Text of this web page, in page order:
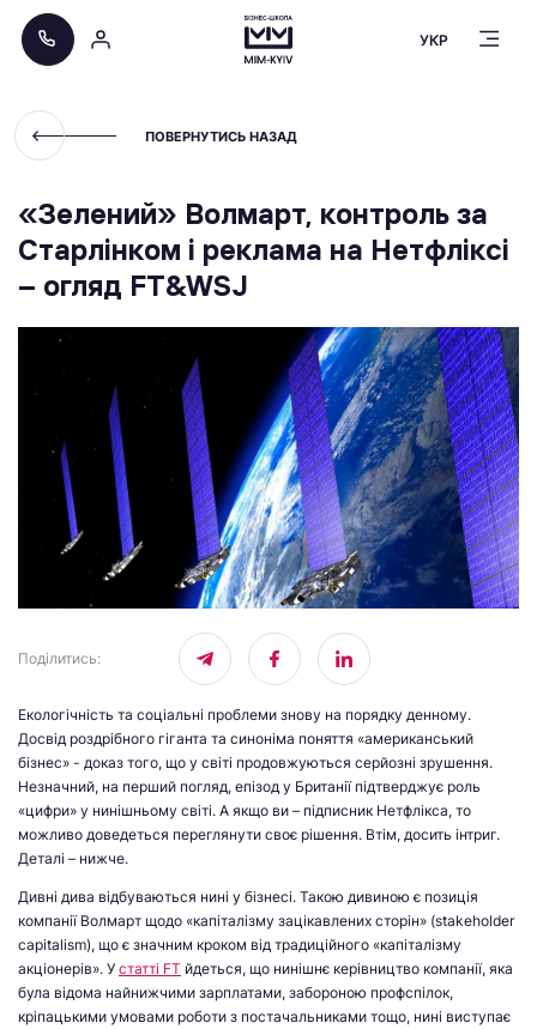
УКР
ПОВЕРНУТИСЬ НАЗАД
«Зелений» Волмарт, контроль за
Старлінком і реклама на Нетфліксі
– огляд FT&WSJ
Поділитись:
Екологічність та соціальні проблеми знову на порядку денному.
Досвід роздрібного гіганта та синоніма поняття «американський
бізнес» - доказ того, що у світі продовжуються серйозні зрушення.
Незначний, на перший погляд, епізод у Британії підтверджує роль
«цифри» у нинішньому світі. А якщо ви – підписник Нетфлікса, то
можливо доведеться переглянути своє рішення. Втім, досить інтриг.
Деталі – нижче.
Дивні дива відбуваються нині у бізнесі. Такою дивиною є позиція
компанії Волмарт щодо «капіталізму зацікавлених сторін» (stakeholder
capitalism), що є значним кроком від традиційного «капіталізму
акціонерів». У статті FT йдеться, що нинішнє керівництво компанії, яка
була відома найнижчими зарплатами, забороною профспілок,
кріпацькими умовами роботи з постачальниками тощо, нині виступає